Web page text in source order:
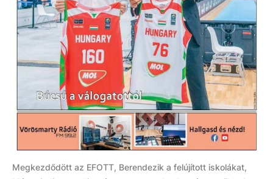
Megkezdődött az EFOTT, Berendezik a felújított iskolákat,